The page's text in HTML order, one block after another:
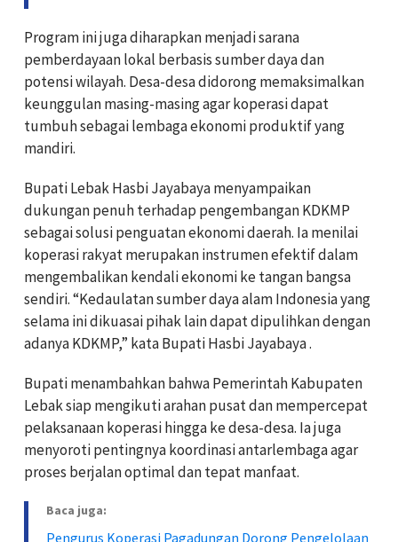
Program ini juga diharapkan menjadi sarana
pemberdayaan lokal berbasis sumber daya dan
potensi wilayah. Desa-desa didorong memaksimalkan
keunggulan masing-masing agar koperasi dapat
tumbuh sebagai lembaga ekonomi produktif yang
mandiri.
Bupati Lebak Hasbi Jayabaya menyampaikan
dukungan penuh terhadap pengembangan KDKMP
sebagai solusi penguatan ekonomi daerah. Ia menilai
koperasi rakyat merupakan instrumen efektif dalam
mengembalikan kendali ekonomi ke tangan bangsa
sendiri. “Kedaulatan sumber daya alam Indonesia yang
selama ini dikuasai pihak lain dapat dipulihkan dengan
adanya KDKMP,” kata Bupati Hasbi Jayabaya .
Bupati menambahkan bahwa Pemerintah Kabupaten
Lebak siap mengikuti arahan pusat dan mempercepat
pelaksanaan koperasi hingga ke desa-desa. Ia juga
menyoroti pentingnya koordinasi antarlembaga agar
proses berjalan optimal dan tepat manfaat.
Baca juga:
Pengurus Koperasi Pagadungan Dorong Pengelolaan